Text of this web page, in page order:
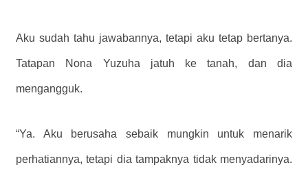
Aku sudah tahu jawabannya, tetapi aku tetap bertanya.
Tatapan Nona Yuzuha jatuh ke tanah, dan dia
mengangguk.
“Ya. Aku berusaha sebaik mungkin untuk menarik
perhatiannya, tetapi dia tampaknya tidak menyadarinya.